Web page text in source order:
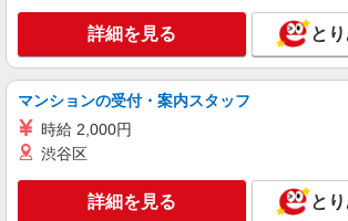
株式会社kotrio /●KM-H-2094111
＜面接なし＞デイサービス
迎など＊宇土市
時給1450円〜2062円 ＜
通費全支給(ガソリン代含む)＞
詳
詳細を見る と
マンションの受付・案内スタッフ
時給 2,000円
渋谷区
詳細を見る と